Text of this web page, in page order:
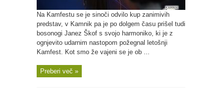
Na Kamfestu se je sinoči odvilo kup zanimivih
predstav, v Kamnik pa je po dolgem času prišel tudi
bosonogi Janez Škof s svojo harmoniko, ki je z
ognjevito udarnim nastopom požegnal letošnji
Kamfest. Kot smo že vajeni se je ob ...
Preberi več »